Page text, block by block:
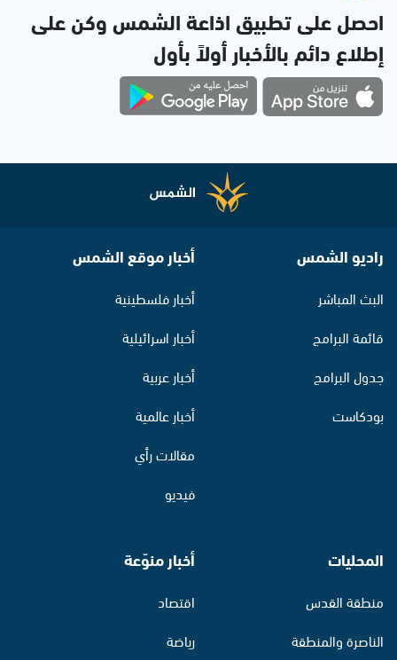
احصل على تطبيق اذاعة الشمس وكن على
إطلاع دائم بالأخبار أولاً بأول
راديو الشمس
البث المباشر
قائمة البرامج
جدول البرامج
بودكاست
أخبار موقع الشمس
أخبار فلسطينية
أخبار اسرائيلية
أخبار عربية
أخبار عالمية
مقالات رأي
فيديو
المحليات
منطقة القدس
الناصرة والمنطقة
أخبار منوّعة
اقتصاد
رياضة